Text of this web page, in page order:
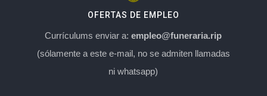
OFERTAS DE EMPLEO
Currículums enviar a:empleo@funeraria.rip
(sólamente a este e-mail, no se admiten llamadas
ni whatsapp)